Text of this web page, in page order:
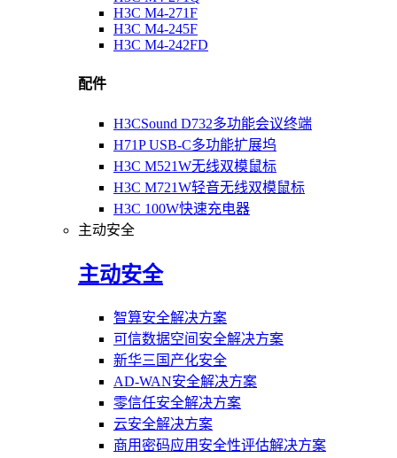
H3C M4-271F
H3C M4-245F
H3C M4-242FD
配件
H3CSound D732多功能会议终端
H71P USB-C多功能扩展坞
H3C M521W无线双模鼠标
H3C M721W轻音无线双模鼠标
H3C 100W快速充电器
主动安全
主动安全
智算安全解决方案
可信数据空间安全解决方案
新华三国产化安全
AD-WAN安全解决方案
零信任安全解决方案
云安全解决方案
商用密码应用安全性评估解决方案